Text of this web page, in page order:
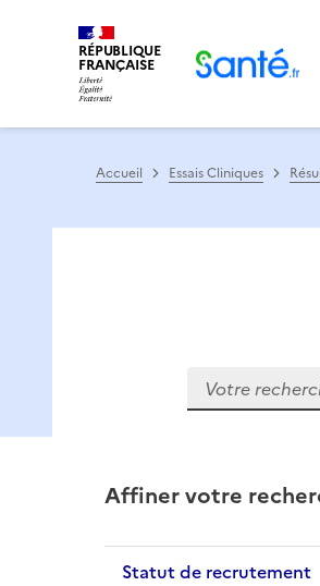
RÉPUBLIQUE
FRANÇAISE
Accueil Essais Cliniques
Votre
Affiner votre
Statut de recrutement